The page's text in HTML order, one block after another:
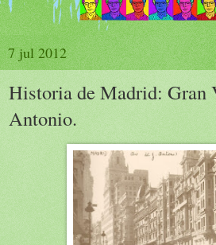
7 jul 2012
Historia de Madrid: Gran
Antonio.